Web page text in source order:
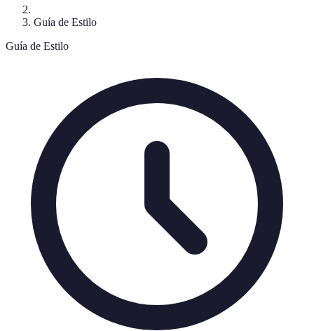
Guía de Estilo
Guía de Estilo